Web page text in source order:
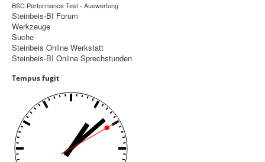
Beratung
Management
Controlling
Balanced Scorecard
Benchmarking
Hoshin-Kanri
Kommunikation
BSC Performance Test - Auswertung
Steinbeis-BI Forum
Werkzeuge
Suche
Steinbeis Online Werkstatt
Steinbeis-BI Online Sprechstunden
Tempus fugit